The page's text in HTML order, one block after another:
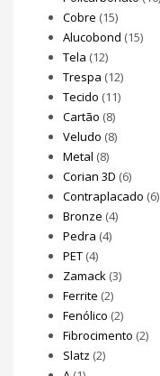
Cobre (15)
Alucobond (15)
Tela (12)
Trespa (12)
Tecido (11)
Cartão (8)
Veludo (8)
Metal (8)
Corian 3D (6)
Contraplacado (6)
Bronze (4)
Pedra (4)
PET (4)
Zamack (3)
Ferrite (2)
Fenólico (2)
Fibrocimento (2)
Slatz (2)